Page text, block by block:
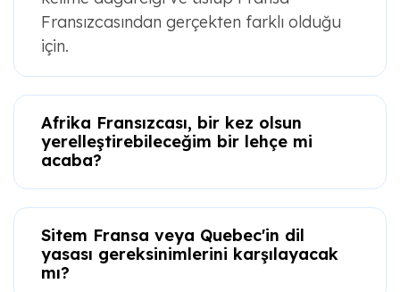
Fransızcasından gerçekten farklı olduğu
için.
Afrika Fransızcası, bir kez olsun
yerelleştirebileceğim bir lehçe mi
acaba?
Sitem Fransa veya Quebec'in dil
yasası gereksinimlerini karşılayacak
mı?